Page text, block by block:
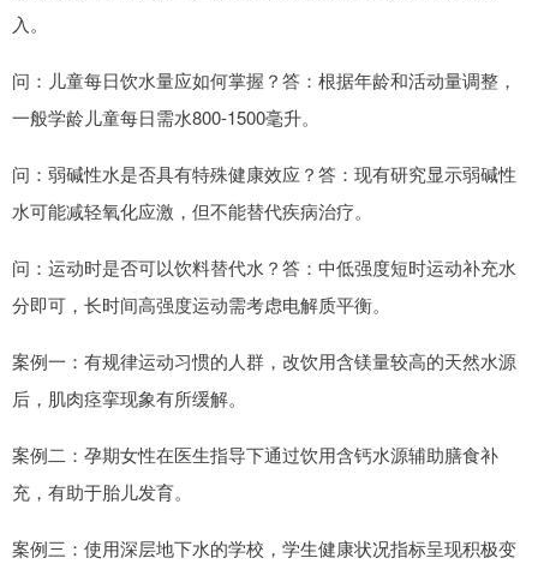
入。
问：儿童每日饮水量应如何掌握？答：根据年龄和活动量调整，
一般学龄儿童每日需水800-1500毫升。
问：弱碱性水是否具有特殊健康效应？答：现有研究显示弱碱性
水可能减轻氧化应激，但不能替代疾病治疗。
问：运动时是否可以饮料替代水？答：中低强度短时运动补充水
分即可，长时间高强度运动需考虑电解质平衡。
案例一：有规律运动习惯的人群，改饮用含镁量较高的天然水源
后，肌肉痉挛现象有所缓解。
案例二：孕期女性在医生指导下通过饮用含钙水源辅助膳食补
充，有助于胎儿发育。
案例三：使用深层地下水的学校，学生健康状况指标呈现积极变